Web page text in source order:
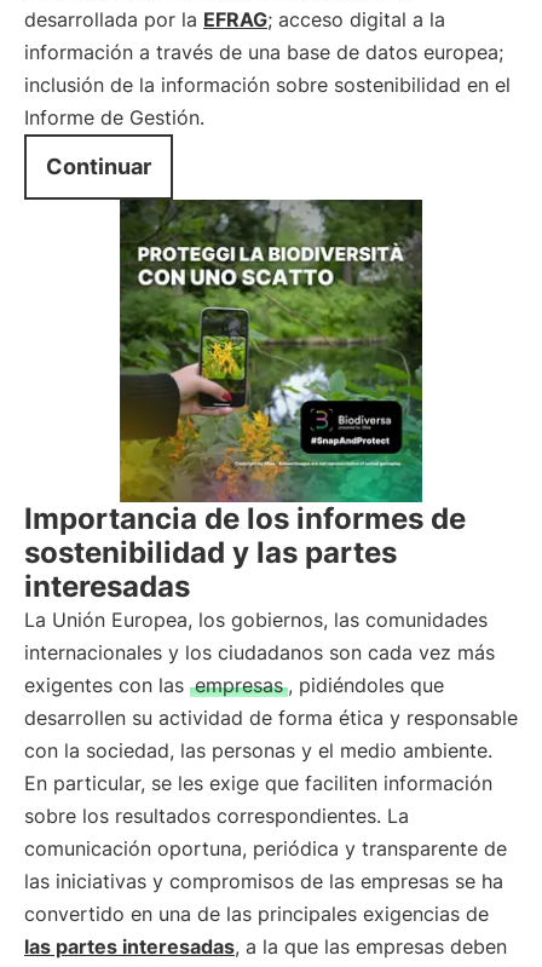
desarrollada por la EFRAG; acceso digital a la
información a través de una base de datos europea;
inclusión de la información sobre sostenibilidad en el
Informe de Gestión.
Continuar
Importancia de los informes de
sostenibilidad y las partes
interesadas
La Unión Europea, los gobiernos, las comunidades
internacionales y los ciudadanos son cada vez más
exigentes con las empresas , pidiéndoles que
desarrollen su actividad de forma ética y responsable
con la sociedad, las personas y el medio ambiente.
En particular, se les exige que faciliten información
sobre los resultados correspondientes. La
comunicación oportuna, periódica y transparente de
las iniciativas y compromisos de las empresas se ha
convertido en una de las principales exigencias de
las partes interesadas, a la que las empresas deben